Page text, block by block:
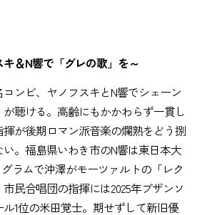
＆N響で「グレの歌」を～
ンビ、ヤノフスキとN響でシェーン
聴ける。高齢にもかかわらず一貫し
が後期ロマン派音楽の爛熟をどう捌
。福島県いわき市のN響は東日本大
ラムで沖澤がモーツァルトの「レク
民合唱団の指揮には2025年ブザンソ
1位の米田覚士。期せずして新旧優